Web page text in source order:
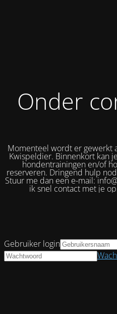
Onder
Momenteel wordt er gewerkt
Kwispeldier. Binnenkort kan
hondentrainingen en/of
reserveren. Dringend hulp
Stuur me dan een e-mail:
ik snel contact met je
Gebruiker login